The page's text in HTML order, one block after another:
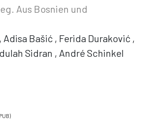
Aus Bosnien und
, Adisa Bašić , Ferida Duraković ,
Sidran , André Schinkel